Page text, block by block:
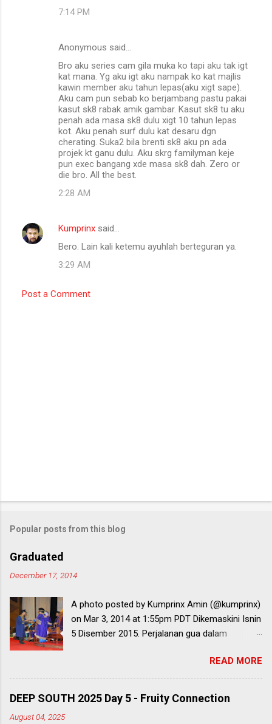
7:14 PM
Anonymous said…
Bro aku series cam gila muka ko tapi aku tak igt
kat mana. Yg aku igt aku nampak ko kat majlis
kawin member aku tahun lepas(aku xigt sape).
Aku cam pun sebab ko berjambang pastu pakai
kasut sk8 rabak amik gambar. Kasut sk8 tu aku
penah ada masa sk8 dulu xigt 10 tahun lepas
kot. Aku penah surf dulu kat desaru dgn
cherating. Suka2 bila brenti sk8 aku pn ada
projek kt ganu dulu. Aku skrg familyman keje
pun exec bangang xde masa sk8 dah. Zero or
die bro. All the best.
2:28 AM
Kumprinx said…
Bero. Lain kali ketemu ayuhlah berteguran ya.
3:29 AM
Post a Comment
Popular posts from this blog
Graduated
December 17, 2014
A photo posted by Kumprinx Amin (@kumprinx)
on Mar 3, 2014 at 1:55pm PDT Dikemaskini Isnin
5 Disember 2015. Perjalanan gua dalam
yang lalu bila gua menerima keputusan SPM
yang tak berapa memberansangkan. Ada ke
fizik boleh fail? Tak Interstellar langsung.
Kendati gua isi jugak borang UPU buat sedap
READ MORE
DEEP SOUTH 2025 Day 5 - Fruity Connection
August 04, 2025